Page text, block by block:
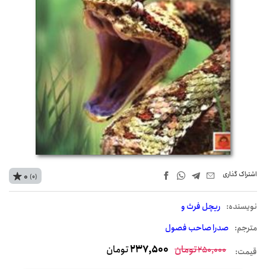
اشتراک‌ گذاری
نويسنده: ریچل فرث و
مترجم: صدرا صاحب فصول
0 (0)
قیمت: 250,000تومان 237,500تومان